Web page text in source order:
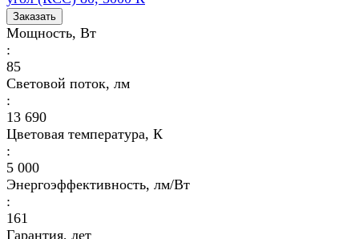
Заказать
Мощность, Вт
:
85
Световой поток, лм
:
13 690
Цветовая температура, К
:
5 000
Энергоэффективность, лм/Вт
:
161
Гарантия, лет